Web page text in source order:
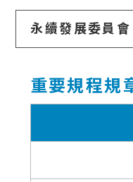
永續發展委員會
重要規程規